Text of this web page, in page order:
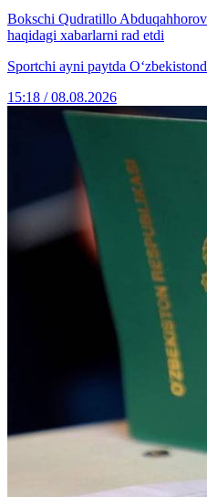
Bokschi Qudratillo
haqidagi xabarlarni rad etdi
Sportchi ayni paytda
15:18 / 08.08.2026